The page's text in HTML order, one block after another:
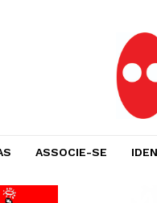
ASSOCIE-SE